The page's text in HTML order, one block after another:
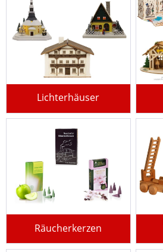
Lichterhäuser
Räucherkerzen